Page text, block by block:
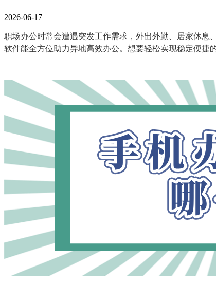
2026-06-17
职场办公时常会遭遇突发工作需求，外出外勤、居家休
软件能全方位助力异地高效办公。想要轻松实现稳定便捷